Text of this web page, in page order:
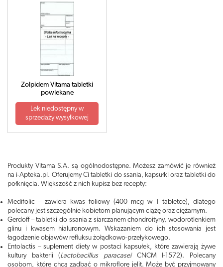
Zolpidem Vitama tabletki
powlekane
Lek niedostępny w
sprzedaży wysyłkowej
Produkty Vitama S.A. są ogólnodostępne. Możesz zamówić je również
na i-Apteka.pl. Oferujemy Ci tabletki do ssania, kapsułki oraz tabletki do
połknięcia. Większość z nich kupisz bez recepty:
Medifolic – zawiera kwas foliowy (400 mcg w 1 tabletce), dlatego
polecany jest szczególnie kobietom planującym ciążę oraz ciężarnym.
Gerdoff – tabletki do ssania z siarczanem chondroityny, wodorotlenkiem
glinu i kwasem hialuronowym. Wskazaniem do ich stosowania jest
łagodzenie objawów refluksu żołądkowo-przełykowego.
Entolactis – suplement diety w postaci kapsułek, które zawierają żywe
kultury bakterii (Lactobacillus paracaseiCNCM I-1572). Polecany
osobom, które chcą zadbać o mikroflorę jelit. Może być przyjmowany